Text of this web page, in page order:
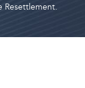
Resettlement.